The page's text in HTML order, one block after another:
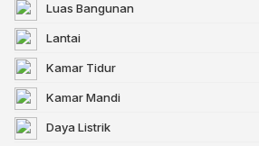
Luas Bangunan
Lantai
Kamar Tidur
Kamar Mandi
Daya Listrik